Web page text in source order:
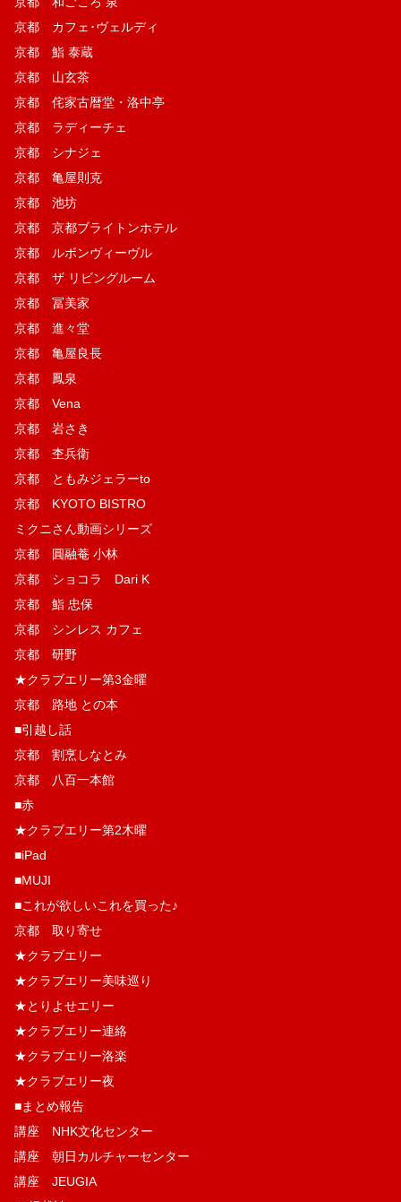
京都 カフェ･ヴェルディ
京都 鮨 泰蔵
京都 山玄茶
京都 侘家古暦堂・洛中亭
京都 ラディーチェ
京都 シナジェ
京都 亀屋則克
京都 池坊
京都 京都ブライトンホテル
京都 ルボンヴィーヴル
京都 ザ リビングルーム
京都 冨美家
京都 進々堂
京都 亀屋良長
京都 鳳泉
京都 Vena
京都 岩さき
京都 杢兵衛
京都 ともみジェラーto
京都 KYOTO BISTRO
ミクニさん動画シリーズ
京都 圓融菴 小林
京都 ショコラ Dari K
京都 鮨 忠保
京都 シンレス カフェ
京都 研野
★クラブエリー第3金曜
京都 路地 との本
■引越し話
京都 割烹しなとみ
京都 八百一本館
■赤
★クラブエリー第2木曜
■iPad
■MUJI
■これが欲しいこれを買った♪
京都 取り寄せ
★クラブエリー
★クラブエリー美味巡り
★とりよせエリー
★クラブエリー連絡
★クラブエリー洛楽
★クラブエリー夜
■まとめ報告
講座 NHK文化センター
講座 朝日カルチャーセンター
講座 JEUGIA